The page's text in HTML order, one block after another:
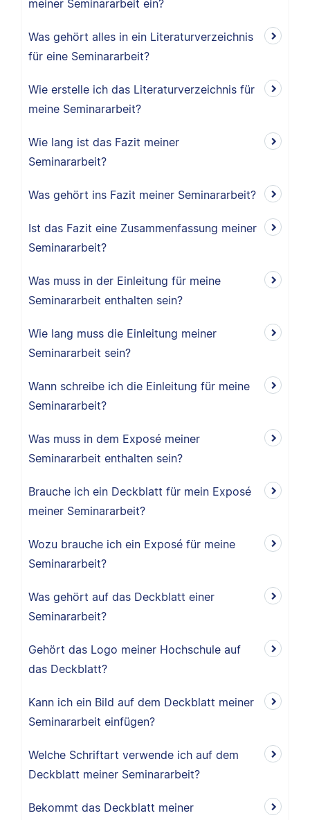
meiner Seminararbeit ein?
Was gehört alles in ein Literaturverzeichnis
für eine Seminararbeit?
Wie erstelle ich das Literaturverzeichnis für
meine Seminararbeit?
Wie lang ist das Fazit meiner
Seminararbeit?
Was gehört ins Fazit meiner Seminararbeit?
Ist das Fazit eine Zusammenfassung meiner
Seminararbeit?
Was muss in der Einleitung für meine
Seminararbeit enthalten sein?
Wie lang muss die Einleitung meiner
Seminararbeit sein?
Wann schreibe ich die Einleitung für meine
Seminararbeit?
Was muss in dem Exposé meiner
Seminararbeit enthalten sein?
Brauche ich ein Deckblatt für mein Exposé
meiner Seminararbeit?
Wozu brauche ich ein Exposé für meine
Seminararbeit?
Was gehört auf das Deckblatt einer
Seminararbeit?
Gehört das Logo meiner Hochschule auf
das Deckblatt?
Kann ich ein Bild auf dem Deckblatt meiner
Seminararbeit einfügen?
Welche Schriftart verwende ich auf dem
Deckblatt meiner Seminararbeit?
Bekommt das Deckblatt meiner